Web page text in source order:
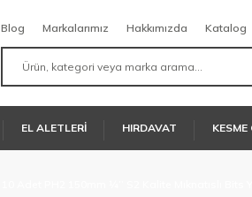
Blog Markalarımız Hakkımızda Katalog
EL ALETLERİ HIRDAVAT KESME